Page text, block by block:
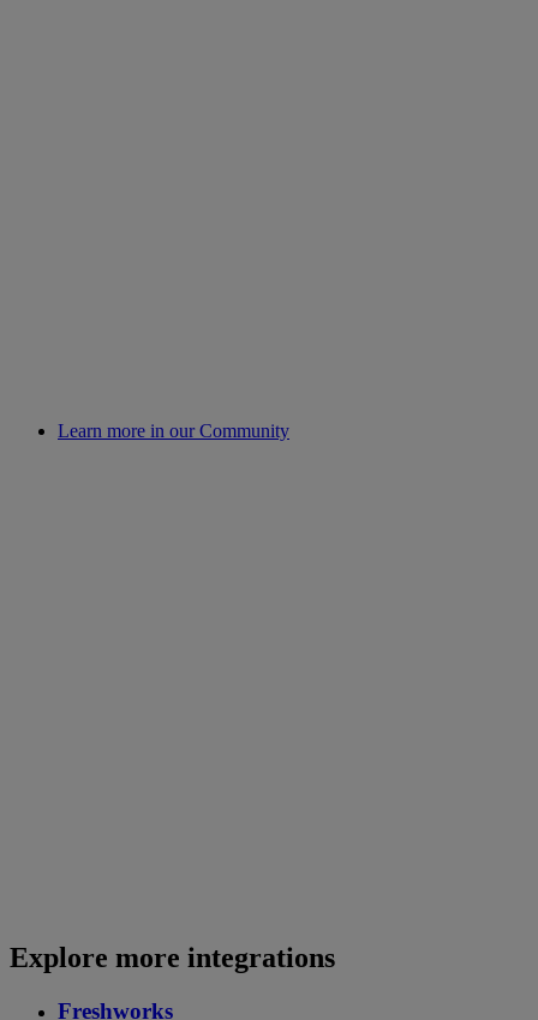
Learn more in our Community
Explore more integrations
Freshworks